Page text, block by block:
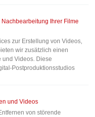
Ihrer Filme
zur Erstellung von Videos,
wir zusätzlich einen
und Videos. Diese
Postproduktionsstudios
und Videos
von störende